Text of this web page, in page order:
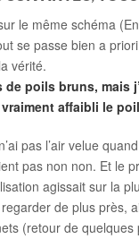
le même schéma
se passe bien a
vérité.
de poils bruns,
affaibli le
pas l’air velue
pas non non. Et le
agissait sur la
de plus près,
(retour de quelques